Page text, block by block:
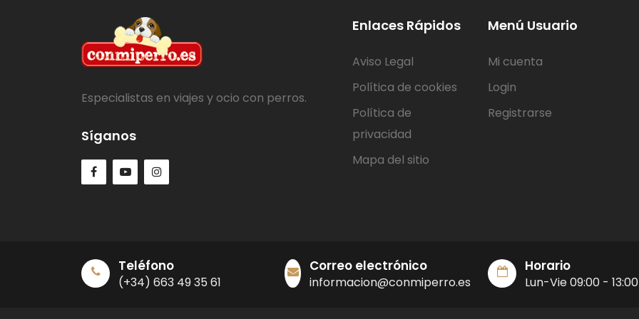
Especialistas en viajes y ocio con perros.
Síganos
Enlaces Rápidos
Aviso Legal
Política de cookies
Política de
privacidad
Mapa del sitio
Menú Usuario
Mi cuenta
Login
Registrarse
Teléfono
(+34) 663 49 35 61
Correo electrónico
informacion@conmiperro.es
Horario
Lun-Vie 09:00 -